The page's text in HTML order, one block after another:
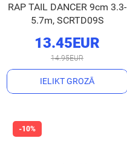
RAP TAIL DANCER 9cm 3.3-
5.7m, SCRTD09S
13.45EUR
14.95EUR
IELIKT GROZĀ